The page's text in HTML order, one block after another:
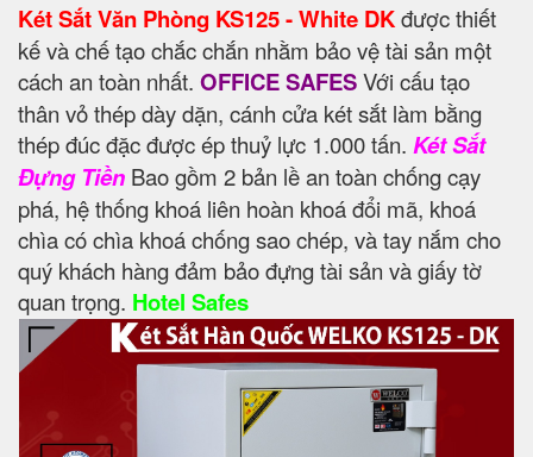
Két Sắt Văn Phòng KS125 - White DKđược thiết
kế và chế tạo chắc chắn nhằm bảo vệ tài sản một
cách an toàn nhất. OFFICE SAFESVới cấu tạo
thân vỏ thép dày dặn, cánh cửa két sắt làm bằng
thép đúc đặc được ép thuỷ lực 1.000 tấn. Két Sắt
Đựng Tiền Bao gồm 2 bản lề an toàn chống cạy
phá, hệ thống khoá liên hoàn khoá đổi mã, khoá
chìa có chìa khoá chống sao chép, và tay nắm cho
quý khách hàng đảm bảo đựng tài sản và giấy tờ
quan trọng. Hotel Safes